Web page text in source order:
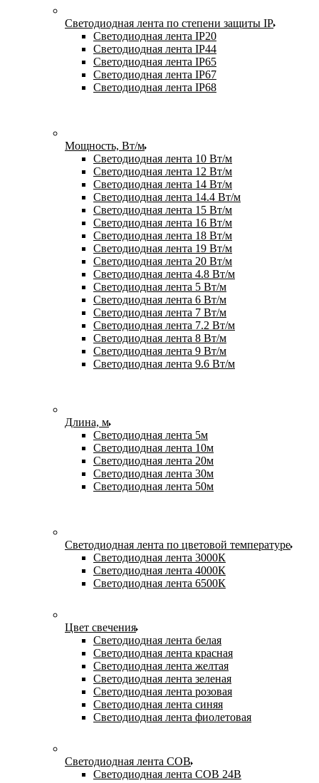
Светодиодная лента по степени защиты IP
Светодиодная лента IP20
Светодиодная лента IP44
Светодиодная лента IP65
Светодиодная лента IP67
Светодиодная лента IP68
Мощность, Вт/м
Светодиодная лента 10 Вт/м
Светодиодная лента 12 Вт/м
Светодиодная лента 14 Вт/м
Светодиодная лента 14.4 Вт/м
Светодиодная лента 15 Вт/м
Светодиодная лента 16 Вт/м
Светодиодная лента 18 Вт/м
Светодиодная лента 19 Вт/м
Светодиодная лента 20 Вт/м
Светодиодная лента 4.8 Вт/м
Светодиодная лента 5 Вт/м
Светодиодная лента 6 Вт/м
Светодиодная лента 7 Вт/м
Светодиодная лента 7.2 Вт/м
Светодиодная лента 8 Вт/м
Светодиодная лента 9 Вт/м
Светодиодная лента 9.6 Вт/м
Длина, м
Светодиодная лента 5м
Светодиодная лента 10м
Светодиодная лента 20м
Светодиодная лента 30м
Светодиодная лента 50м
Светодиодная лента по цветовой температуре
Светодиодная лента 3000К
Светодиодная лента 4000К
Светодиодная лента 6500К
Цвет свечения
Светодиодная лента белая
Светодиодная лента красная
Светодиодная лента желтая
Светодиодная лента зеленая
Светодиодная лента розовая
Светодиодная лента синяя
Светодиодная лента фиолетовая
Светодиодная лента COB
Светодиодная лента COB 24В